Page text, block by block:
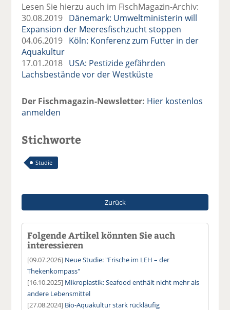
Lesen Sie hierzu auch im FischMagazin-Archiv:
30.08.2019 Dänemark: Umweltministerin will
Expansion der Meeresfischzucht stoppen
04.06.2019 Köln: Konferenz zum Futter in der
Aquakultur
17.01.2018 USA: Pestizide gefährden
Lachsbestände vor der Westküste
Der Fischmagazin-Newsletter: Hier kostenlos
anmelden
Stichworte
Studie
Zurück
Folgende Artikel könnten Sie auch
interessieren
[09.07.2026] Neue Studie: "Frische im LEH – der
Thekenkompass"
[16.10.2025] Mikroplastik: Seafood enthält nicht mehr als
andere Lebensmittel
[27.08.2024] Bio-Aquakultur stark rückläufig